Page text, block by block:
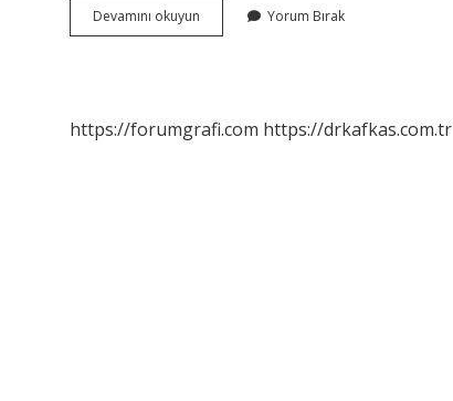
Devamını okuyun Kırgızistanın
Özellikleri
Yorum Bırak
https://forumgrafi.com https://drkafkas.com.tr